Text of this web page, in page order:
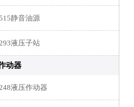
静音油源
液压子站
动器
液压作动器